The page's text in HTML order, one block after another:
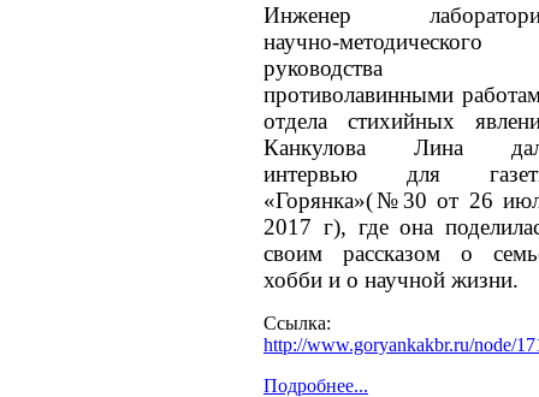
Инженер
научно-методического
руководства
противолавинными
отдела стихийных
Канкулова Лина
интервью для
«Горянка»(№30 от 26
2017 г), где она
своим рассказом о
хобби и о научной жизни.
Ссылка:
http://www.goryankakbr.ru/node/
Подробнее...